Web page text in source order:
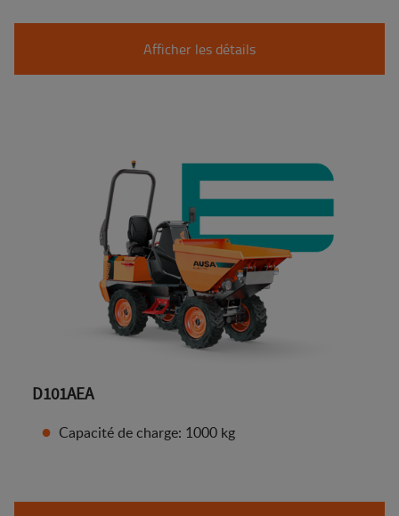
Afficher les détails
D101AEA
Capacité de charge: 1000 kg